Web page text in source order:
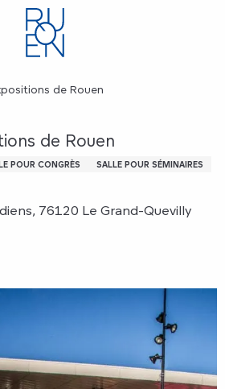
de Rouen
de Rouen
POUR CONGRÈS
SALLE POUR SÉMINAIRES
76120 Le Grand-Quevilly